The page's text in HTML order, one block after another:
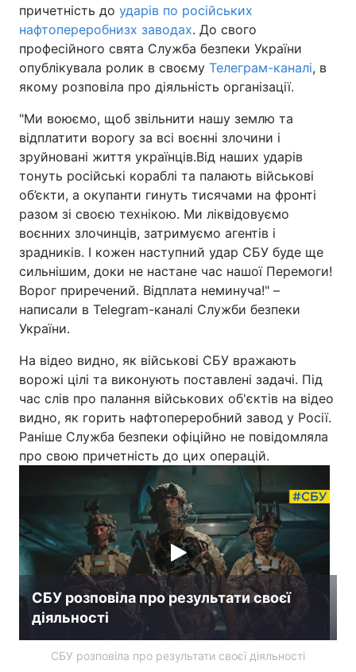
причетність до ударів по російських
нафтопереробнизх заводах. До свого
професійного свята Служба безпеки України
опублікувала ролик в своєму Телеграм-каналі, в
якому розповіла про діяльність організації.
"Ми воюємо, щоб звільнити нашу землю та
відплатити ворогу за всі воєнні злочини і
зруйновані життя українців.Від наших ударів
тонуть російські кораблі та палають військові
об’єкти, а окупанти гинуть тисячами на фронті
разом зі своєю технікою. Ми ліквідовуємо
воєнних злочинців, затримуємо агентів і
зрадників. І кожен наступний удар СБУ буде ще
сильнішим, доки не настане час нашої Перемоги!
Ворог приречений. Відплата неминуча!" –
написали в Telegram-каналі Служби безпеки
України.
На відео видно, як військові СБУ вражають
ворожі цілі та виконують поставлені задачі. Під
час слів про палання військових об'єктів на відео
видно, як горить нафтопереробний завод у Росії.
Раніше Служба безпеки офіційно не повідомляла
про свою причетність до цих операцій.
СБУ розповіла про результати своєї
діяльності
СБУ розповіла про результати своєї діяльності